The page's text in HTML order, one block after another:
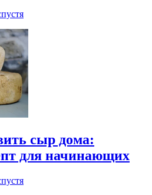
сыр дома:
для начинающих